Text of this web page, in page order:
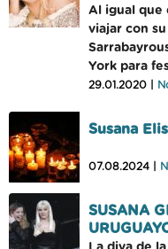
Al igual que
viajar con
York para
29.01.2020 |
Susana
07.08.2024 |
SUSANA